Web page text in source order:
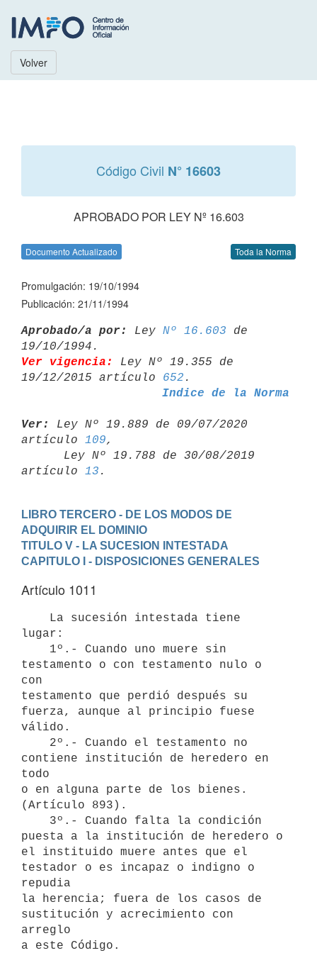
Volver
Código Civil N° 16603
APROBADO POR LEY Nº 16.603
Documento Actualizado Toda la Norma
Promulgación: 19/10/1994
Publicación: 21/11/1994
Aprobado/a por: Ley Nº 16.603 de
Ver vigencia:
Ley Nº 19.355 de
19/12/2015 artículo 652
Indice de la Norma
Ver:
Ley Nº 19.889 de 09/07/2020
artículo 109,
artículo 13
LIBRO TERCERO - DE LOS MODOS DE
ADQUIRIR EL DOMINIO
TITULO V - LA SUCESION INTESTADA
CAPITULO I - DISPOSICIONES GENERALES
Artículo 1011
lugar:
testamento o con testamento nulo o
con
testamento que perdió después su
fuerza, aunque al principio fuese
válido.
contiene institución de heredero en
todo
o en alguna parte de los bienes.
(Artículo 893).
puesta a la institución de heredero o
el instituido muere antes que el
testador o es incapaz o indigno o
repudia
la herencia; fuera de los casos de
sustitución y acrecimiento con
arreglo
a este Código.